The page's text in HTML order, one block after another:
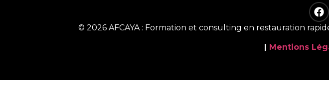
© 2026 AFCAYA : Formation et consulting en restauration
| Mentions